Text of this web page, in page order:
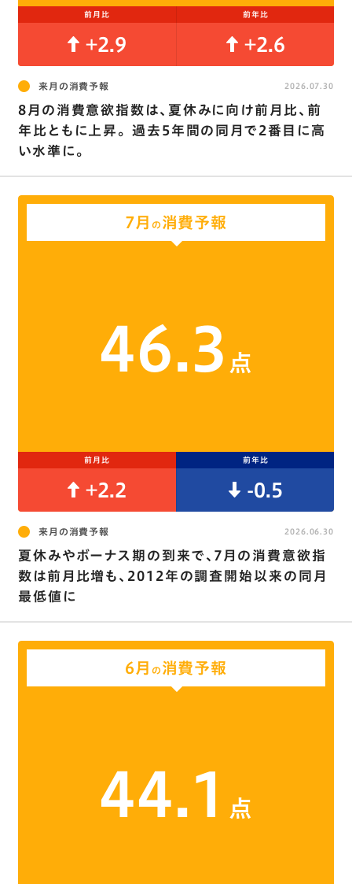
前月比 前年比
+2.9 +2.6
来月の消費予報
8月の消費意欲指数は､夏休みに向け前月比､前
年比ともに上昇。 過去5年間の同月で2番目に高
い水準に。
2026.07.30
7月 の消費予報
46.3 点
前月比 前年比
+2.2 -0.5
来月の消費予報
夏休みやボーナス期の到来で､7月の消費意欲指
数は前月比増も、2012年の調査開始以来の同月
最低値に
2026.06.30
6月 の消費予報
44.1 点